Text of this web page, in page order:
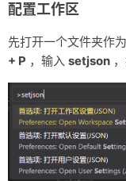
配置工作区
先打开一个文件夹作
+ P ，输入 setjson